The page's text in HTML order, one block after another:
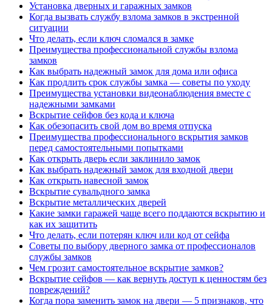
Установка дверных и гаражных замков
Когда вызвать службу взлома замков в экстренной
ситуации
Что делать, если ключ сломался в замке
Преимущества профессиональной службы взлома
замков
Как выбрать надежный замок для дома или офиса
Как продлить срок службы замка — советы по уходу
Преимущества установки видеонаблюдения вместе с
надежными замками
Вскрытие сейфов без кода и ключа
Как обезопасить свой дом во время отпуска
Преимущества профессионального вскрытия замков
перед самостоятельными попытками
Как открыть дверь если заклинило замок
Как выбрать надежный замок для входной двери
Как открыть навесной замок
Вскрытие сувальдного замка
Вскрытие металлических дверей
Какие замки гаражей чаще всего поддаются вскрытию и
как их защитить
Что делать, если потерян ключ или код от сейфа
Советы по выбору дверного замка от профессионалов
службы замков
Чем грозит самостоятельное вскрытие замков?
Вскрытие сейфов — как вернуть доступ к ценностям без
повреждений?
Когда пора заменить замок на двери — 5 признаков, что